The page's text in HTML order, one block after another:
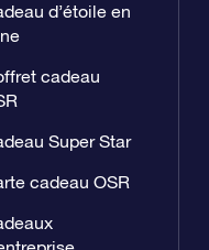
d’étoile en
cadeau
Super Star
cadeau OSR